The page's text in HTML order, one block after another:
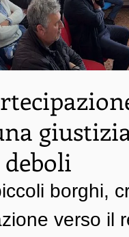
borghi,
verso il